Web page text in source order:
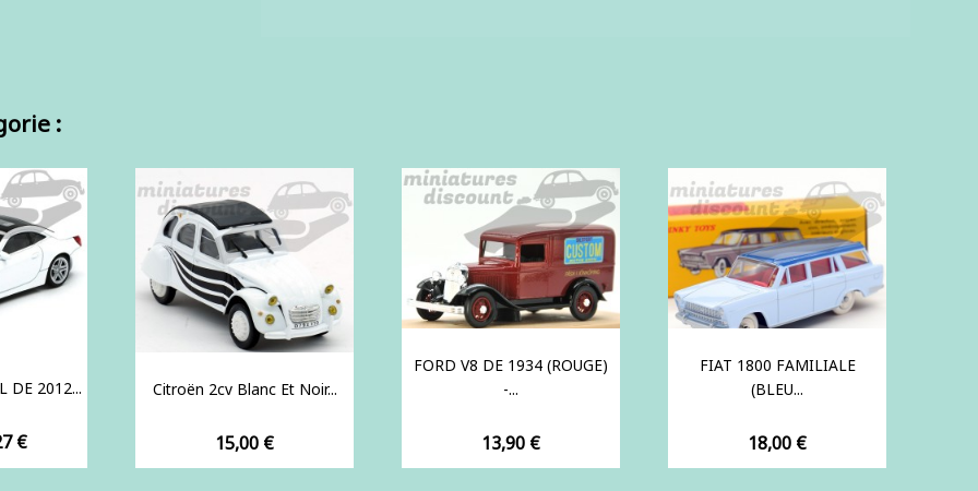
:
DE 2012...
€
Citroën 2cv Blanc Et Noir...
Prix
15,00 €
FORD V8 DE 1934 (ROUGE)
-...
Prix
13,90 €
FIAT 1800 FAMILIALE
(BLEU...
Prix
18,00 €